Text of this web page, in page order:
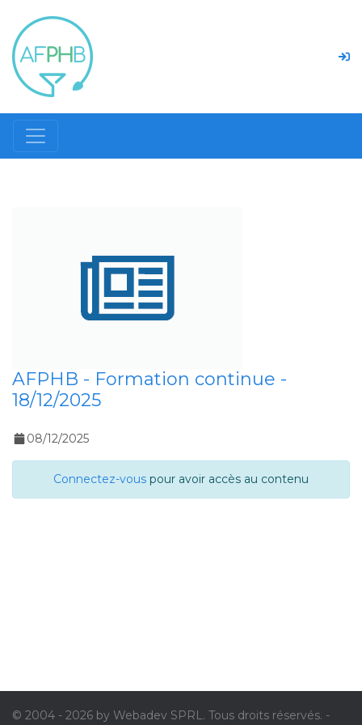
AFPHB - Formation continue -
18/12/2025
08/12/2025
Connectez-vous pour avoir accès au contenu
© 2004 - 2026 by Webadev SPRL. Tous droits réservés. -